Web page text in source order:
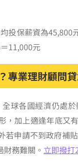
投保薪資為45,800
11,000元
專業理財顧問
球各國經濟仍處
，加上適逢年底又
若申請不到政府補
財務難關。 立即撥